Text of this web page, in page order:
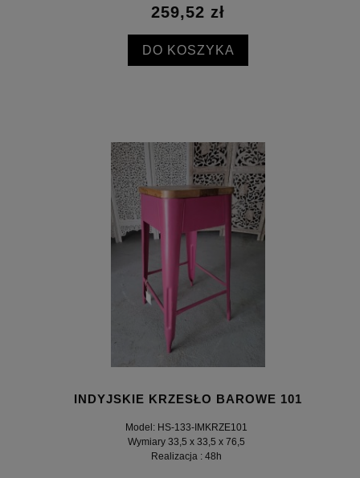
259,52 zł
DO KOSZYKA
INDYJSKIE KRZESŁO BAROWE 101
Model: HS-133-IMKRZE101
Wymiary 33,5 x 33,5 x 76,5
Realizacja : 48h